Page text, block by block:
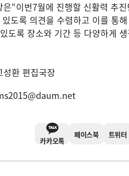
은“이번7월에 진행할 신활력 추
도록 의견을 수렴하고 이를 통
도록 장소와 기간 등 다양하게
환 편집국장
카카오톡
페이스북 트위터